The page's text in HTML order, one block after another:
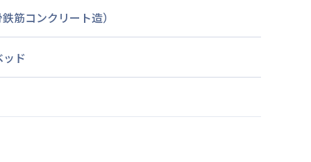
筋コンクリート造）
ド